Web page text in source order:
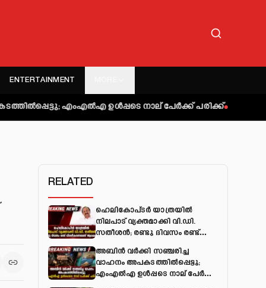
ENTERTAINMENT
എംഎല്‍എ ഉള്‍പ്പടെ നാല് പേര്‍ക്ക് പരിക്ക് കുറ്റിപ്പുറം ബസ്
RELATED
ഹെലികോപ്ടർ യാത്രയിൽ
നിലപാട് വ്യക്തമാക്കി വി.ഡി.
സതീശൻ; രണ്ടു ദിവസം രണ്ട്
അബിന്‍ വര്‍ക്കി സഞ്ചരിച്ച
വാഹനം അപകടത്തില്‍പ്പെട്ടു;
എംഎല്‍എ ഉള്‍പ്പടെ നാല് പേര്‍ക്ക്